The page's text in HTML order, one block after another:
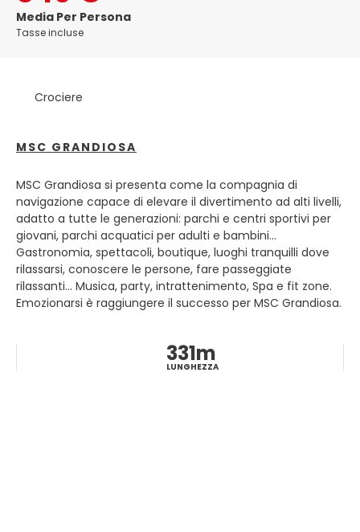
Media Per Persona
Tasse incluse
Crociere
MSC GRANDIOSA
MSC Grandiosa si presenta come la compagnia di
navigazione capace di elevare il divertimento ad alti livelli,
adatto a tutte le generazioni: parchi e centri sportivi per
giovani, parchi acquatici per adulti e bambini...
Gastronomia, spettacoli, boutique, luoghi tranquilli dove
rilassarsi, conoscere le persone, fare passeggiate
rilassanti... Musica, party, intrattenimento, Spa e fit zone.
Emozionarsi è raggiungere il successo per MSC Grandiosa.
331m
LUNGHEZZA
complessi alberghieri. Nassau si trova sulla punta
settentrionale di New Providence, che domina la baia tra
Bahama. La bellezza coloniale della storica città di Nassau
parte anteriore, è la vista più bella di Nassau. Il Museo dei
interattivo ci racconta la storia dei pirati. La città di
Nassau è circondata da splendidi dintorni tropicali. Il
fogliame è puramente locale, poiché la grande varietà di
piante tropicali che hanno tenuto qui, sicuramente
aggiungono al fascino del paese. Le Bahamas attirano
turisti con il suo clima favorevole e lo stile di vita rilassato,
edifici belli e colorati, acque cristalline e persone
amichevoli.